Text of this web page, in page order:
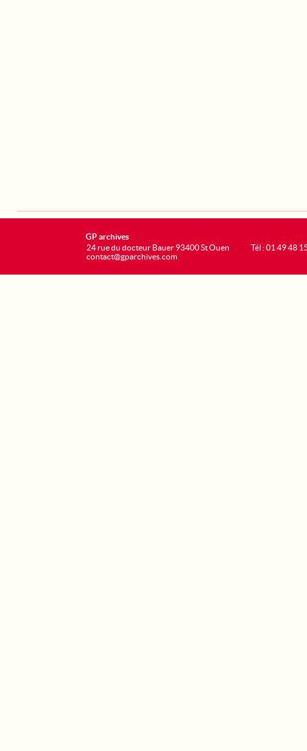
GP archives
24 rue du docteur Bauer 93400 St Ouen
contact@gparchives.com
Tél : 01 49 48